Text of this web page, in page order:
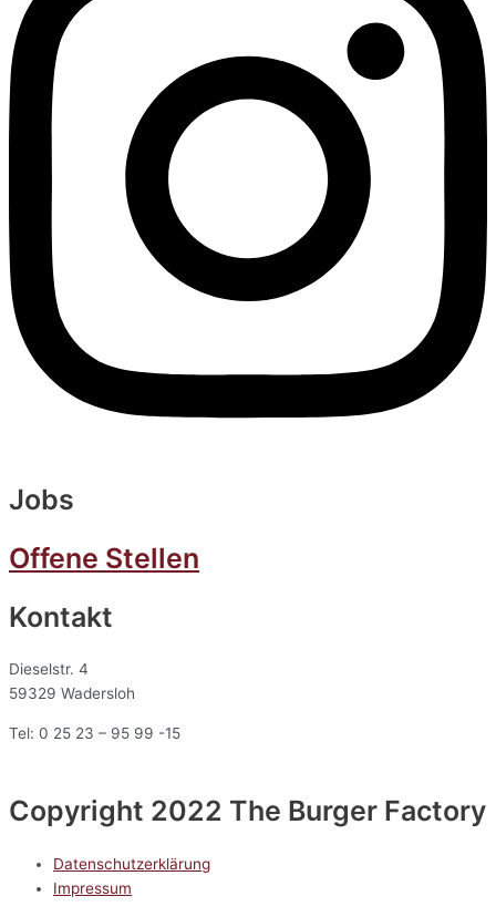
Jobs
Offene Stellen
Kontakt
Dieselstr. 4
59329 Wadersloh
Tel: 0 25 23 – 95 99 -15
Copyright 2022 The Burger Factory
Datenschutzerklärung
Impressum